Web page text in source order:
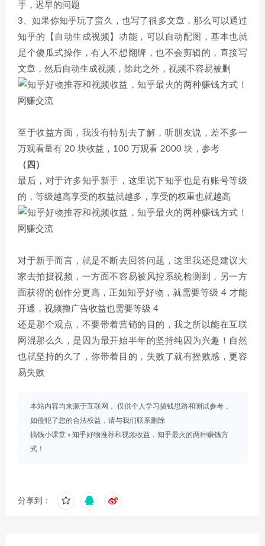
手，迟早的问题
3、如果你知乎玩了蛮久，也写了很多文章，那么可以通过
知乎的【自动生成视频】功能，可以自动配图，基本也就
是个傻瓜式操作，有人不想翻牌，也不会剪辑的，直接写
文章，然后自动生成视频，除此之外，视频不容易被删
至于收益方面，我没有特别去了解，听朋友说，差不多一
万观看量有 20 块收益，100 万观看 2000 块，参考
（四）
最后，对于许多知乎新手，这里说下知乎也是有账号等级
的，等级越高享受的权益就越多，享受的权重也就越高
对于新手而言，就是不断去回答问题，这里我还是建议大
家去拍摄视频，一方面不容易被风控系统检测到，另一方
面获得的创作分更高，正如知乎好物，就需要等级 4 才能
开通，视频撸广告收益也需要等级 4
还是那个观点，不要带着营销的目的，我之所以能在互联
网混那么久，是因为最开始半年的坚持纯因为兴趣！自然
也就坚持的久了，你带着目的，失败了就有挫败感，更容
易失败
本站内容均来源于互联网， 仅供个人学习搞钱思路和测试参考，
如侵犯了您的合法权益，请与我们联系删除
搞钱小课堂 » 知乎好物推荐和视频收益，知乎最火的两种赚钱方
式！
分享到：